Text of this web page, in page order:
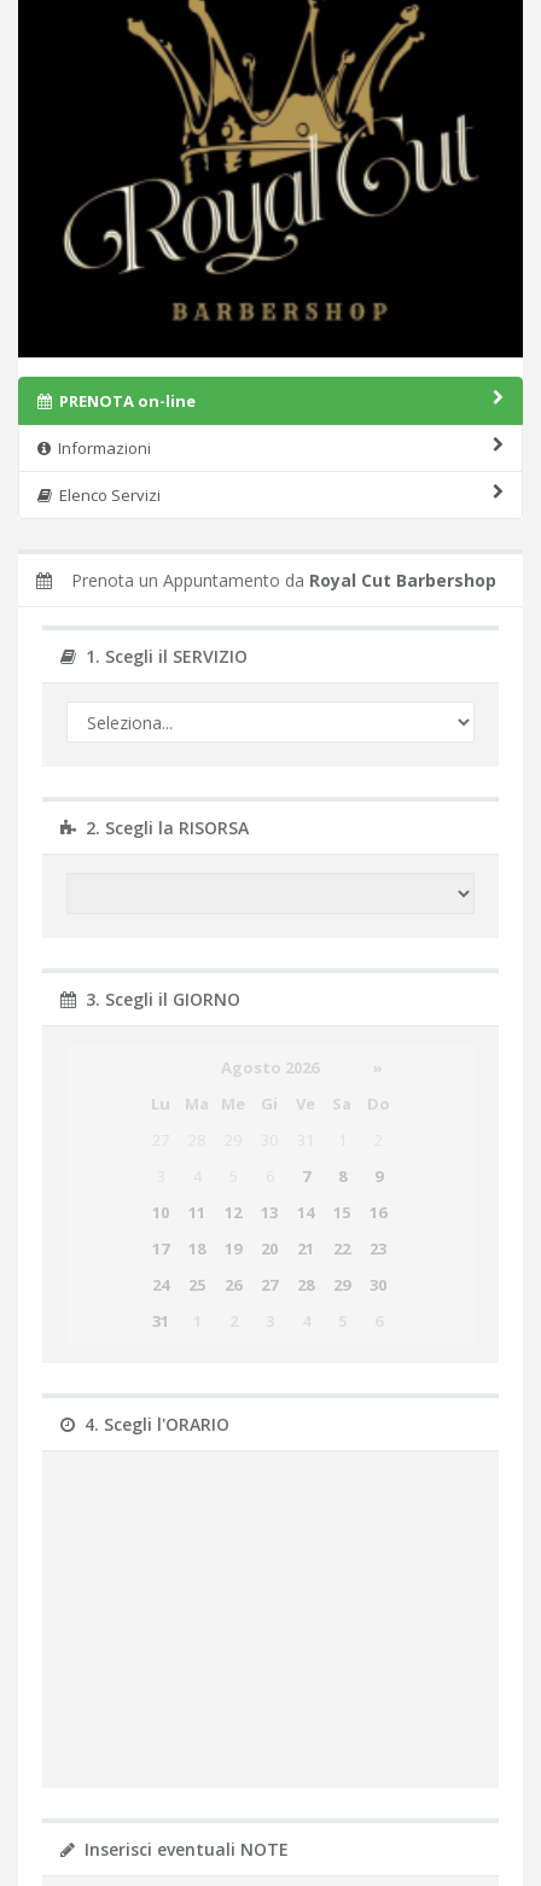
PRENOTA on-line
Informazioni
Elenco Servizi
Prenota un Appuntamento da Royal Cut Barbershop
1. Scegli il SERVIZIO
2. Scegli la RISORSA
3. Scegli il GIORNO
Agosto 2026
»
Lu
Ma Me Gi Ve Sa
Do
7 8
9
10
11 12 13 14 15
16
17
18 19 20 21 22
23
24
25 26 27 28 29
30
31
4. Scegli l'ORARIO
Inserisci eventuali NOTE